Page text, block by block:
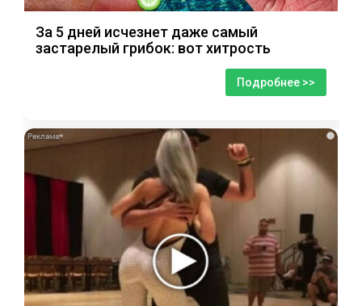
За 5 дней исчезнет даже самый
застарелый грибок: вот хитрость
Подробнее >>
i